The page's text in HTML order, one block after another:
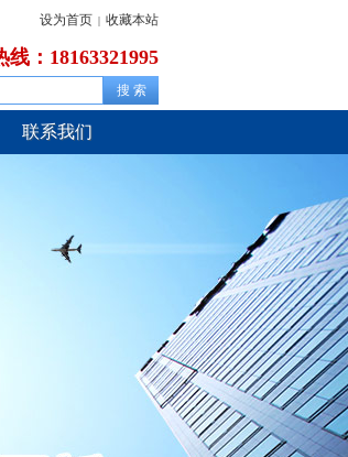
设为首页 | 收藏本站
线：18163321995
联系我们